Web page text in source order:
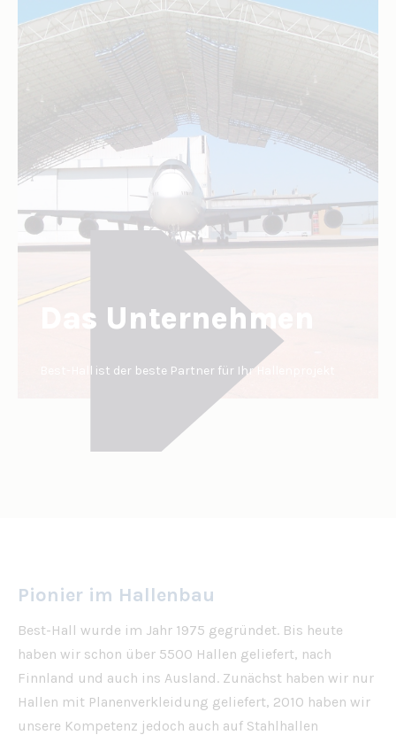
Das Unternehmen
Best-Hall ist der beste Partner für Ihr Hallenprojekt
Pionier im Hallenbau
Best-Hall wurde im Jahr 1975 gegründet. Bis heute
haben wir schon über 5500 Hallen geliefert, nach
Finnland und auch ins Ausland. Zunächst haben wir nur
Hallen mit Planenverkleidung geliefert, 2010 haben wir
unsere Kompetenz jedoch auch auf Stahlhallen